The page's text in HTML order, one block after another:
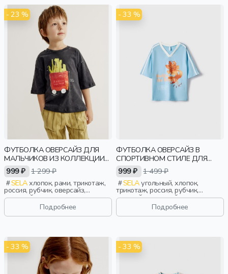
- 23 %
ФУТБОЛКА ОВЕРСАЙЗ ДЛЯ
МАЛЬЧИКОВ ИЗ КОЛЛЕКЦИИ
ART PEOPLE С «ОБЩЕСТВОМ
ЮНЫХ АРХИТЕКТОРОВ»
999 ₽ 1 299 ₽
SELAхлопок, рами, трикотаж,
россия, рубчик, оверсайз,
короткий рукав, прямые,
короткие, свободные, принт,
вырез, круглый вырез, мальчики,
дети
Подробнее
- 33 %
ФУТБОЛКА ОВЕРСАЙЗ В
СПОРТИВНОМ СТИЛЕ ДЛЯ
ДЕВОЧЕК
999 ₽ 1 499 ₽
SELAугольный, хлопок,
трикотаж, россия, рубчик,
оверсайз, короткий рукав,
прямые, короткие, принт, вырез,
спорт, девочки, дети
Подробнее
- 33 % - 33 %